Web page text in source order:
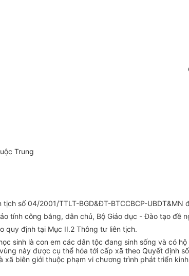
Trung
số 04/2001/TTLT-BGD&ĐT-BTCCBCP-
tính công bằng, dân chủ, Bộ Giáo dục - Đào tạo đề
quy định tại Mục II.2 Thông tư liên tịch.
sinh là con em các dân tộc đang sinh sống và có
này được cụ thể hóa tới cấp xã theo Quyết định số
biên giới thuộc phạm vi chương trình phát triển